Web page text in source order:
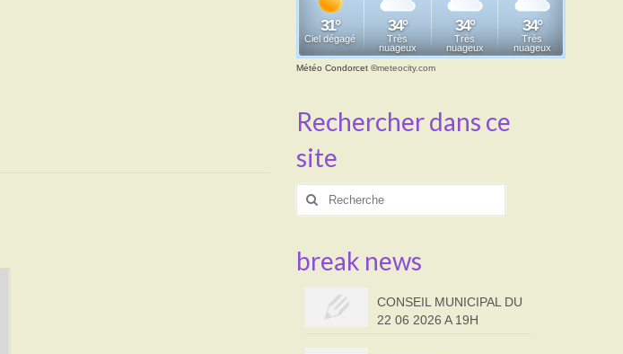
Météo Condorcet©meteocity.com
Rechercher dans ce
site
Rechercher
break news
CONSEIL MUNICIPAL DU
22 06 2026 A 19H